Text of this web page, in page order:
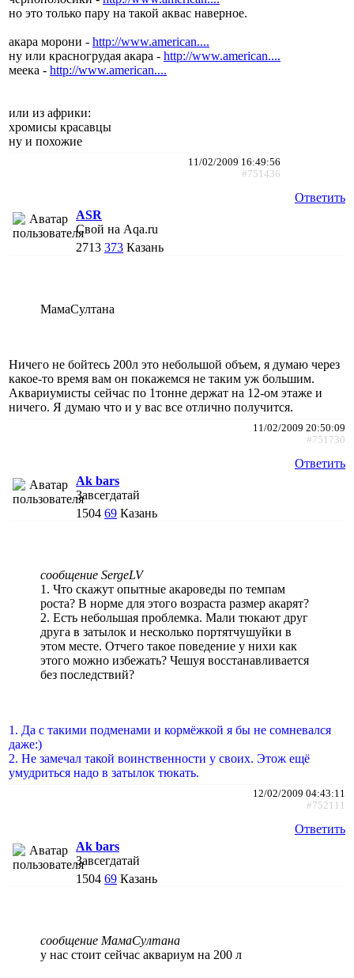
но это только пару на такой аквас наверное.
акара морони - http://www.american....
ну или красногрудая акара - http://www.american....
меека - http://www.american....
или из африки:
хромисы красавцы
ну и похожие
11/02/2009 16:49:56
#751436
Ответить
ASR
Свой на Aqa.ru
2713 373 Казань
МамаСултана
Ничего не бойтесь 200л это небольшой объем, я думаю через
какое-то время вам он покажемся не таким уж большим.
Аквариумисты сейчас по 1тонне держат на 12-ом этаже и
ничего. Я думаю что и у вас все отлично получится.
11/02/2009 20:50:09
#751730
Ответить
Ak bars
Завсегдатай
1504 69 Казань
сообщение SergeLV
1. Что скажут опытные акароведы по темпам
роста? В норме для этого возраста размер акарят?
2. Есть небольшая проблемка. Мали тюкают друг
друга в затылок и несколько портятчушуйки в
этом месте. Отчего такое поведение у нихи как
этого можно избежать? Чешуя восстанавливается
без последствий?
1. Да с такими подменами и кормёжкой я бы не сомневался
даже:)
2. Не замечал такой воинственности у своих. Этож ещё
умудриться надо в затылок тюкать.
12/02/2009 04:43:11
#752111
Ответить
Ak bars
Завсегдатай
1504 69 Казань
сообщение МамаСултана
у нас стоит сейчас аквариум на 200 л